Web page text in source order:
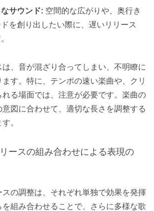
サウンド: 空間的な広がりや、奥行き
を創り出したい際に、遅いリリース
、音が混ざり合ってしまい、不明瞭に
す。特に、テンポの速い楽曲や、クリ
れる場面では、注意が必要です。楽曲の
図に合わせて、適切な長さを調整する
。
ースの組み合わせによる表現の
の調整は、それぞれ単独で効果を発揮
を組み合わせることで、さらに多様な歌